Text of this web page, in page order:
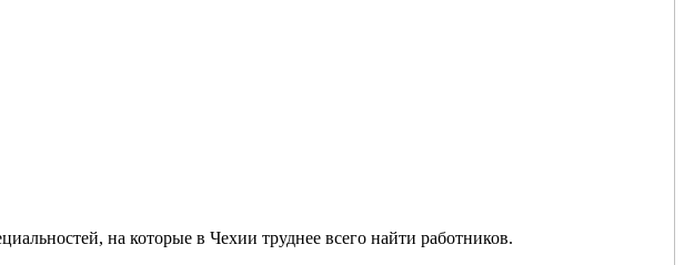
на которые в Чехии труднее всего найти работников.